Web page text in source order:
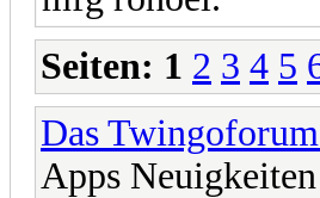
Seiten: 1 2 3 4 5
Das
Apps